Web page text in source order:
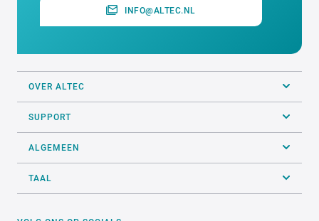
INFO@ALTEC.NL
OVER ALTEC
SUPPORT
ALGEMEEN
TAAL